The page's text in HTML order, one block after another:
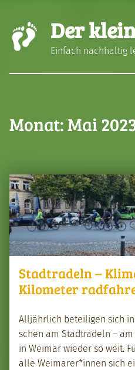
Der
Einfach nachhaltig
Monat:Mai
Stadtradeln –
Kilometer
Alljährlich beteili­gen sich
schen am Stad­tradeln –
in Weimar wieder so weit.
alle Weimarer*innen sich